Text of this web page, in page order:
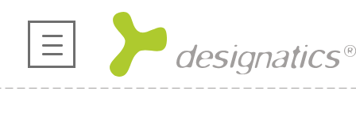
profil
projekte